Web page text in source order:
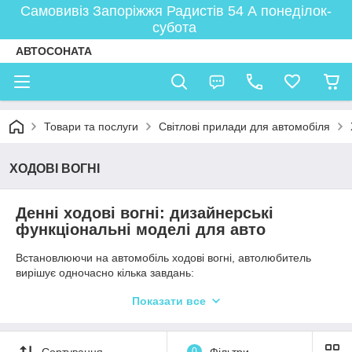
Самовивіз Запоріжжя Радистів 54 А понеділок-
субота
АВТОСОНАТА
Товари та послуги Світлові прилади для автомобіля
ХОДОВІ ВОГНІ
Денні ходові вогні: дизайнерські
функціональні моделі для авто
Встановлюючи на автомобіль ходові вогні, автолюбитель
вирішує одночасно кілька завдань:
оригінальний вигляд;
забезпечує гарну видимість авто на дорозі.
Показати все